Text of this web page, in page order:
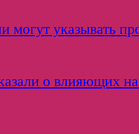
могут указывать
о влияющих